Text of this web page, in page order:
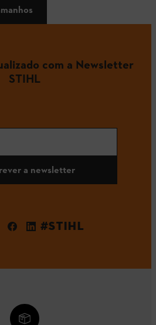
com a Newsletter
STIHL
a newsletter
#STIHL